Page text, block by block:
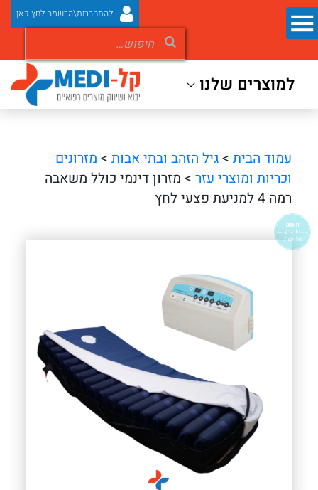
להתחברות\הרשמה לחץ כאן
למוצרים שלנו
עמוד הבית >גיל הזהב ובתי אבות > מזרונים
וכריות ומוצרי עזר > מזרון דינמי כולל משאבה
רמה 4 למניעת פצעי לחץ